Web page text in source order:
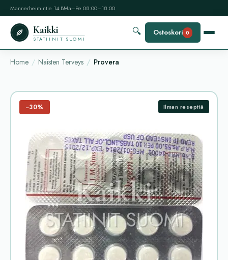
Mannerheimintie 14 BMa–Pe 08:00–18:00
Kaikki
STATIINIT SUOMI
🔍 Ostoskori 0
Home Naisten Terveys Provera
−30% Ilman reseptiä